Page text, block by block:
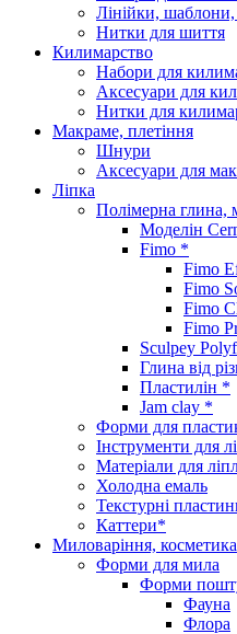
Лінійки,
Нитки для шиття
Килимарство
Набори для
Аксесуари для
Нитки для
Макраме, плетіння
Шнури
Аксесуари для
Ліпка
Полімерна глина,
Моделін
Fimo *
Fimo
Fimo
Fimo
Fimo
Sculpey
Глина від
Пластилін *
Jam clay *
Форми для
Інструменти для
Матеріали для
Холодна емаль
Текстурні
Каттери*
Миловаріння, косметика
Форми для мила
Форми
Фауна
Флора